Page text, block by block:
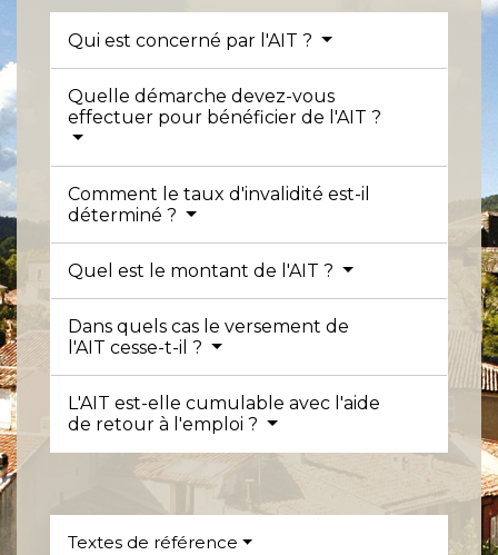
Qui est concerné par l'AIT ?
Quelle démarche devez-vous
effectuer pour bénéficier de l'AIT ?
Comment le taux d'invalidité est-il
déterminé ?
Quel est le montant de l'AIT ?
Dans quels cas le versement de
l'AIT cesse-t-il ?
L'AIT est-elle cumulable avec l'aide
de retour à l'emploi ?
Textes de référence